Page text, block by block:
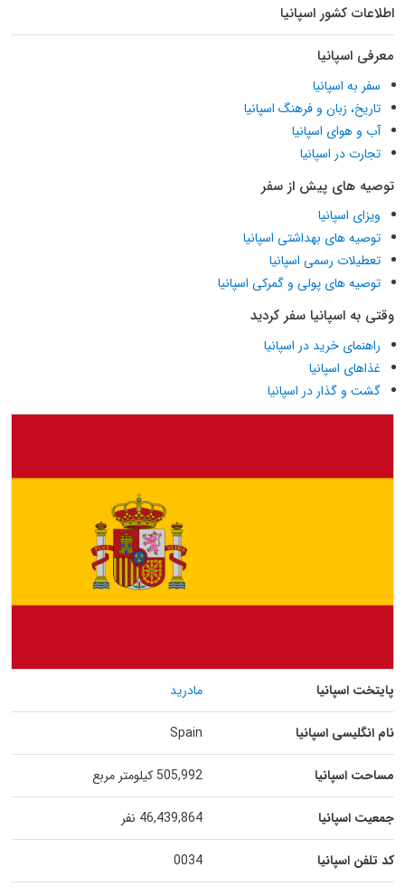
اطلاعات کشور اسپانیا
معرفی اسپانیا
سفر به اسپانیا
تاریخ، زبان و فرهنگ اسپانیا
آب و هوای اسپانیا
تجارت در اسپانیا
توصیه های پیش از سفر
ویزای اسپانیا
توصیه های بهداشتی اسپانیا
تعطیلات رسمی اسپانیا
توصیه های پولی و گمرکی اسپانیا
وقتی به اسپانیا سفر کردید
راهنمای خرید در اسپانیا
غذاهای اسپانیا
گشت و گذار در اسپانیا
پایتخت اسپانیا مادرید
نام انگلیسی اسپانیا Spain
مساحت اسپانیا 505,992 کیلومتر مربع
جمعیت اسپانیا 46,439,864 نفر
کد تلفن اسپانیا 0034